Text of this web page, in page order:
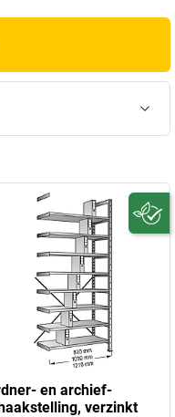
en archief-
verzinkt